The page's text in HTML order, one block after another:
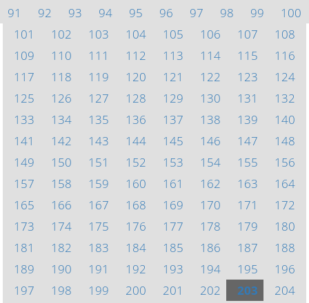
91
92 93 94 95 96 97 98 99
100
101
102 103 104 105 106 107
108
109
110 111 112 113 114 115
116
117
118 119 120 121 122 123
124
125
126 127 128 129 130 131
132
133
134 135 136 137 138 139
140
141
142 143 144 145 146 147
148
149
150 151 152 153 154 155
156
157
158 159 160 161 162 163
164
165
166 167 168 169 170 171
172
173
174 175 176 177 178 179
180
181
182 183 184 185 186 187
188
189
190 191 192 193 194 195
196
197
198 199 200 201 202 203
204